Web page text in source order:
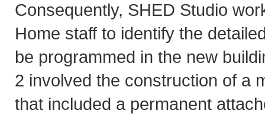
Consequently, SHED Studio
Home staff to identify the
be programmed in the new
2 involved the construction of a
that included a permanent